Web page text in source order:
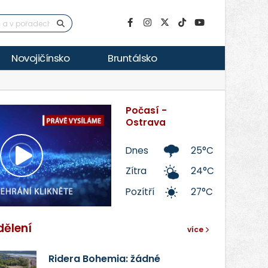
Novojičínsko Bruntálsko
Přehrát
video
Počasí -
Ostrava
Dnes
25°C
Zítra
24°C
Pozítří
27°C
více
Ridera Bohemia: žádné